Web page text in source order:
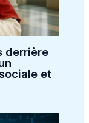
derrière
et